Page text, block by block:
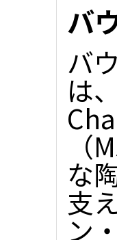
バ
バ
は
な
支
ン